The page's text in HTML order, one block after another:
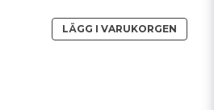
LÄGG I VARUKORGEN